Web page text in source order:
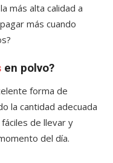
más alta calidad a
más cuando
en polvo?
forma de
la cantidad adecuada
de llevar y
del día.